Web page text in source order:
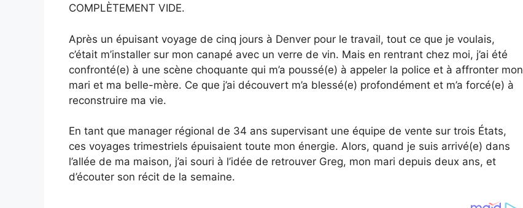
COMPLÈTEMENT VIDE.
Après un épuisant voyage de cinq jours à Denver pour le travail, tout ce que je voulais,
c’était m’installer sur mon canapé avec un verre de vin. Mais en rentrant chez moi, j’ai été
confronté(e) à une scène choquante qui m’a poussé(e) à appeler la police et à affronter mon
mari et ma belle-mère. Ce que j’ai découvert m’a blessé(e) profondément et m’a forcé(e) à
reconstruire ma vie.
En tant que manager régional de 34 ans supervisant une équipe de vente sur trois États,
ces voyages trimestriels épuisaient toute mon énergie. Alors, quand je suis arrivé(e) dans
l’allée de ma maison, j’ai souri à l’idée de retrouver Greg, mon mari depuis deux ans, et
d’écouter son récit de la semaine.